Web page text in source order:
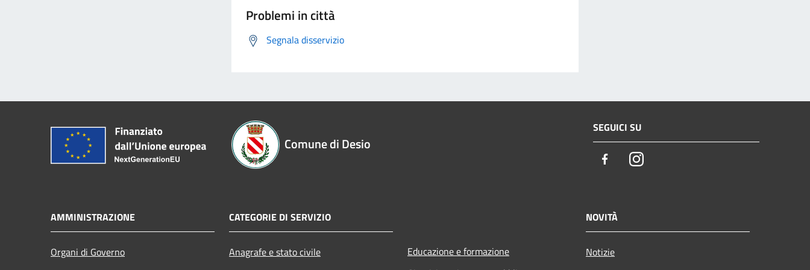
Problemi in città
Segnala disservizio
Comune di Desio
SEGUICI SU
FacebookInstagram
AMMINISTRAZIONE
Organi di Governo
CATEGORIE DI SERVIZIO
Anagrafe e stato civile
Educazione e formazione
NOVITÀ
Notizie